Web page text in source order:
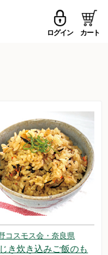
ログイン カート
存する
こちら
コスモス会・奈良県
き炊き込みご飯のも